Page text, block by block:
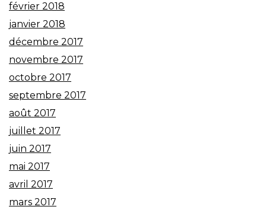
février 2018
janvier 2018
décembre 2017
novembre 2017
octobre 2017
septembre 2017
août 2017
juillet 2017
juin 2017
mai 2017
avril 2017
mars 2017